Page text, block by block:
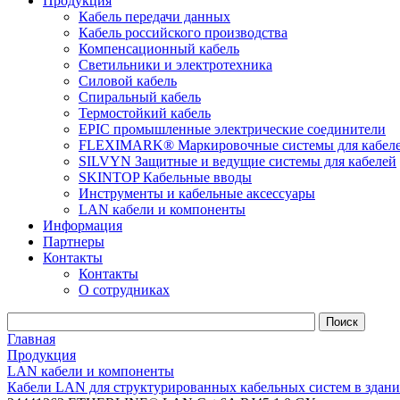
Кабель передачи данных
Кабель российского производства
Компенсационный кабель
Светильники и электротехника
Силовой кабель
Спиральный кабель
Термостойкий кабель
EPIC промышленные электрические соединители
FLEXIMARK® Маркировочные системы для
SILVYN Защитные и ведущие системы для кабелей
SKINTOP Кабельные вводы
Инструменты и кабельные аксессуары
LAN кабели и компоненты
Информация
Партнеры
Контакты
Контакты
О сотрудниках
Главная
Продукция
LAN кабели и компоненты
Кабели LAN для структурированных кабельных систем в